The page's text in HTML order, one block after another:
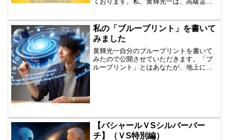
るためには、死後どのくらいの年月が必
要ですか？バーチは、...
私の「ブループリント」を書いて
みました
黄輝光一自分のブループリントを書いて
みたので公開させていただきます。「ブ
ループリント」とはあなたが、地上に生
【バシャールＶSシルバーバー
チ】（ＶS特別編）